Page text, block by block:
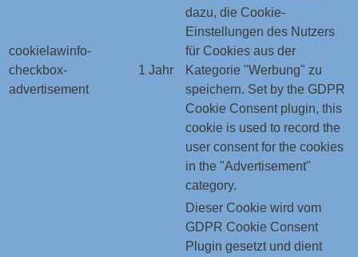
cookielawinfo-
checkbox-
advertisement
1 Jahr
dazu, die Cookie-
Einstellungen des Nutzers
für Cookies aus der
Kategorie "Werbung" zu
speichern. Set by the GDPR
Cookie Consent plugin, this
cookie is used to record the
user consent for the cookies
in the "Advertisement"
category.
Dieser Cookie wird vom
GDPR Cookie Consent
Plugin gesetzt und dient